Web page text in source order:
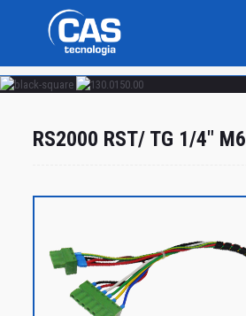
RS2000 RST/ TG 1/4" M6